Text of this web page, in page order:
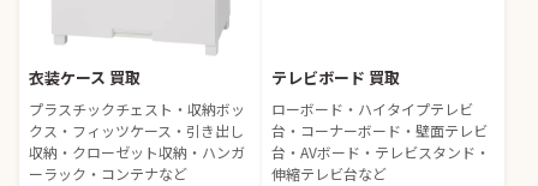
衣装ケース 買取
プラスチックチェスト・収納ボッ
クス・フィッツケース・引き出し
収納・クローゼット収納・ハンガ
ーラック・コンテナなど
テレビボード 買取
ローボード・ハイタイプテレビ
台・コーナーボード・壁面テレビ
台・AVボード・テレビスタンド・
伸縮テレビ台など